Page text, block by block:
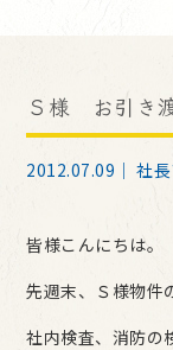
Ｓ様 お引き
2012.07.09｜社
皆様こんにちは。
先週末、Ｓ様物件
社内検査、消防の